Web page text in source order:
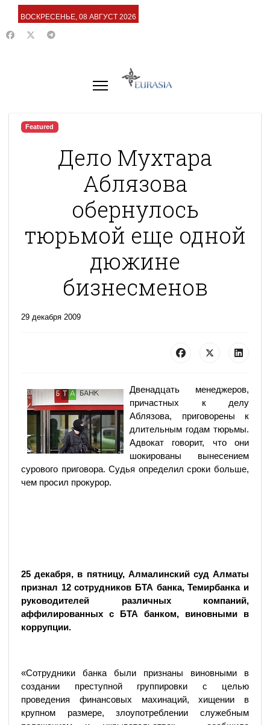
ВОСКРЕСЕНЬЕ, 08 АВГУСТ 2026
Featured
Дело Мухтара
Аблязова
обернулось
тюрьмой еще одной
дюжине
бизнесменов
29 декабря 2009
Двенадцать менеджеров,
причастных к делу
Аблязова, приговорены к
длительным годам тюрьмы.
Адвокат говорит, что они
шокированы вынесением
сурового приговора. Судья определил сроки больше,
чем просил прокурор.
25 декабря, в пятницу, Алмалинский суд Алматы
признал 12 сотрудников БТА банка, Темирбанка и
руководителей различных компаний,
аффилированных с БТА банком, виновными в
коррупции.
«Сотрудники банка были признаны виновными в
создании преступной группировки с целью
проведения финансовых махинаций, хищении в
крупном размере, злоупотреблении служебным